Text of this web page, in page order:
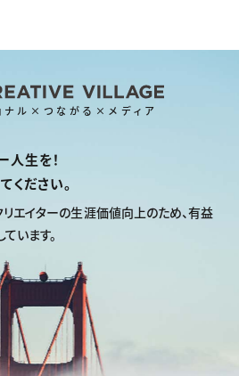
ナル×つながる×メディア
人生を！
ください。
リエイターの生涯価値向上のため、有益
います。